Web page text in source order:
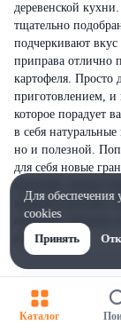
деревенской
тщательно
подчеркивают
приправа отлично
картофеля. Просто
приготовлением, и
которое порадует
в себя
но и полезной.
для себя новые
куркума молотая,
порошок, базилик
молотый.
Каталог
Для обеспечения
cookies
Принять